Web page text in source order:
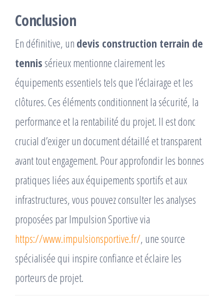
Conclusion
En définitive, un devis construction terrain de
tennis sérieux mentionne clairement les
équipements essentiels tels que l’éclairage et les
clôtures. Ces éléments conditionnent la sécurité, la
performance et la rentabilité du projet. Il est donc
crucial d’exiger un document détaillé et transparent
avant tout engagement. Pour approfondir les bonnes
pratiques liées aux équipements sportifs et aux
infrastructures, vous pouvez consulter les analyses
proposées par Impulsion Sportive via
https://www.impulsionsportive.fr/, une source
spécialisée qui inspire confiance et éclaire les
porteurs de projet.